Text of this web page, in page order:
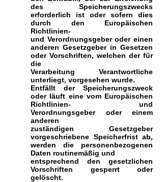
des Speicherungszwecks
erforderlich ist oder sofern dies
durch den Europäischen
Richtlinien-
und Verordnungsgeber oder einen
anderen Gesetzgeber in Gesetzen
oder Vorschriften, welchen der für
die
Verarbeitung Verantwortliche
unterliegt, vorgesehen wurde.
Entfällt der Speicherungszweck
oder läuft eine vom Europäischen
Richtlinien- und
Verordnungsgeber oder einem
anderen
zuständigen Gesetzgeber
vorgeschriebene Speicherfrist ab,
werden die personenbezogenen
Daten routinemäßig und
entsprechend den gesetzlichen
Vorschriften gesperrt oder
gelöscht.